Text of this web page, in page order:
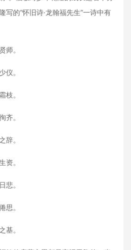
写的“怀旧诗·龙翰福先生”一诗中有
。
。
。
。
。
。
。
。
。